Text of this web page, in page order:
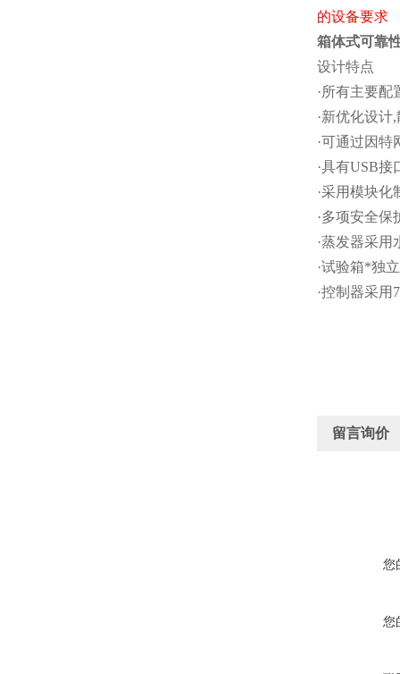
的设备要求
箱体式可靠
设计特点
·所有主要
·新优化设
·可通过因
·具有USB
·采用模块
·多项安全
·蒸发器采
·试验箱*独
·控制器采
留言询价
您
您